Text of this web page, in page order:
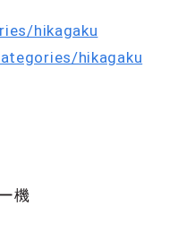
hikagaku
hikagaku
機